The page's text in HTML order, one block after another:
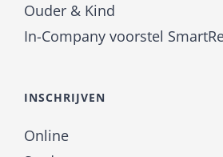
Ouder & Kind
In-Company voorstel
INSCHRIJVEN
Online